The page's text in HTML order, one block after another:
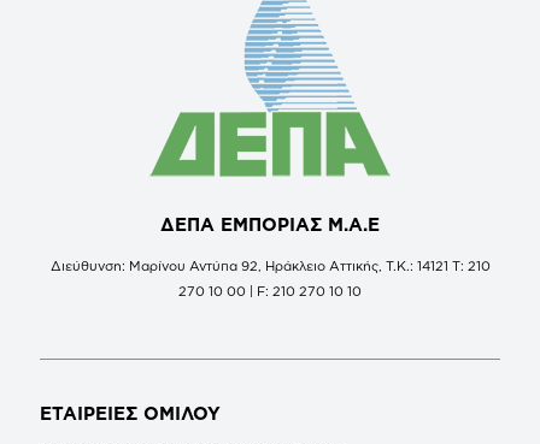
ΔΕΠΑ ΕΜΠΟΡΙΑΣ Μ.Α.Ε
Διεύθυνση: Μαρίνου Αντύπα 92, Ηράκλειο Αττικής, Τ.Κ.: 14121 Τ: 210
270 10 00 | F: 210 270 10 10
ΕΤΑΙΡΕΙΕΣ ΟΜΙΛΟΥ